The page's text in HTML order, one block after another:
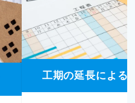
工期の延長による